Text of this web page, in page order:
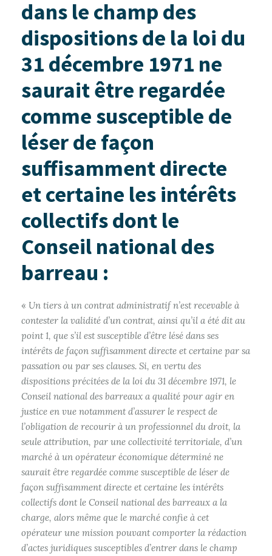
dans le champ des
dispositions de la loi du
31 décembre 1971 ne
saurait être regardée
comme susceptible de
léser de façon
suffisamment directe
et certaine les intérêts
collectifs dont le
Conseil national des
barreau :
« Un tiers à un contrat administratif n’est recevable à
contester la validité d’un contrat, ainsi qu’il a été dit au
point 1, que s’il est susceptible d’être lésé dans ses
intérêts de façon suffisamment directe et certaine par sa
passation ou par ses clauses. Si, en vertu des
dispositions précitées de la loi du 31 décembre 1971, le
Conseil national des barreaux a qualité pour agir en
justice en vue notamment d’assurer le respect de
l’obligation de recourir à un professionnel du droit, la
seule attribution, par une collectivité territoriale, d’un
marché à un opérateur économique déterminé ne
saurait être regardée comme susceptible de léser de
façon suffisamment directe et certaine les intérêts
collectifs dont le Conseil national des barreaux a la
charge, alors même que le marché confie à cet
opérateur une mission pouvant comporter la rédaction
d’actes juridiques susceptibles d’entrer dans le champ